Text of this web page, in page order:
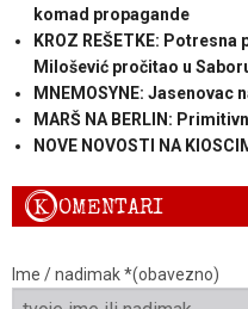
komad propagande
KROZ REŠETKE:
Milošević pročitao u
MNEMOSYNE: Jasenovac
MARŠ NA BERLIN:
NOVE NOVOSTI NA
KOMENTARI
Ime / nadimak *(obavezno)